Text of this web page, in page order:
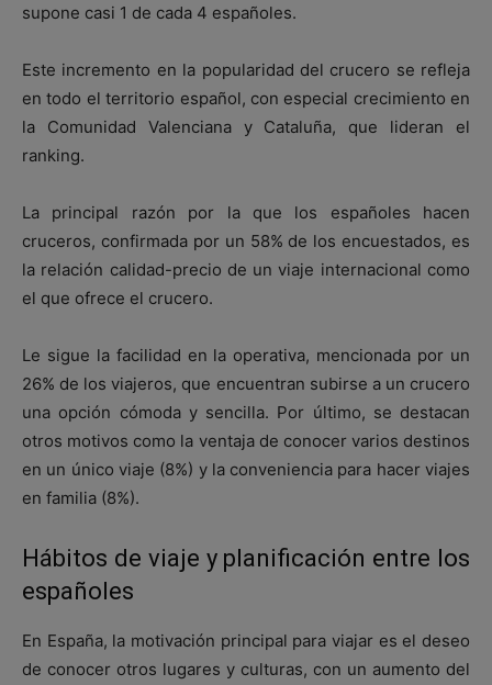
supone casi 1 de cada 4 españoles.
Este incremento en la popularidad del crucero se refleja
en todo el territorio español, con especial crecimiento en
la Comunidad Valenciana y Cataluña, que lideran el
ranking.
La principal razón por la que los españoles hacen
cruceros, confirmada por un 58% de los encuestados, es
la relación calidad-precio de un viaje internacional como
el que ofrece el crucero.
Le sigue la facilidad en la operativa, mencionada por un
26% de los viajeros, que encuentran subirse a un crucero
una opción cómoda y sencilla. Por último, se destacan
otros motivos como la ventaja de conocer varios destinos
en un único viaje (8%) y la conveniencia para hacer viajes
en familia (8%).
Hábitos de viaje y planificación entre los
españoles
En España, la motivación principal para viajar es el deseo
de conocer otros lugares y culturas, con un aumento del